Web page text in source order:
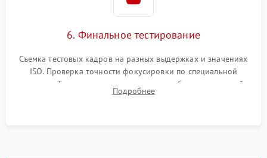
6. Финальное тестирование
Съемка тестовых кадров на разных выдержках и значениях
ISO. Проверка точности фокусировки по специальной
мишени. Тест записи на карту памяти, работы встроенной
вспышки, микрофона и всех кнопок управления.
Подробнее